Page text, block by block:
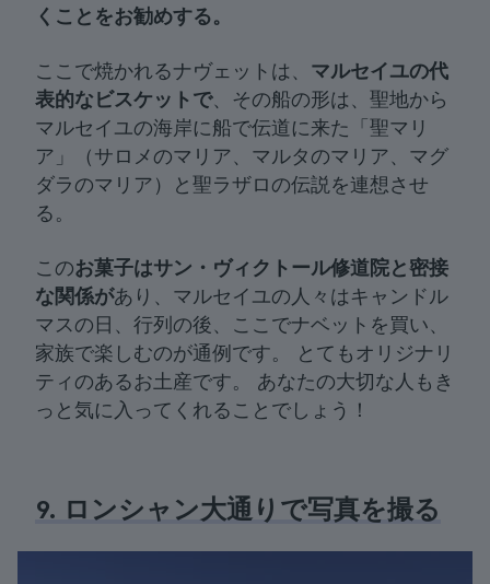
くことをお勧めする。
ここで焼かれるナヴェットは、 マルセイユの代
表的なビスケットで、その船の形は、聖地から
マルセイユの海岸に船で伝道に来た「聖マリ
ア」（サロメのマリア、マルタのマリア、マグ
ダラのマリア）と聖ラザロの伝説を連想させ
る。
このお菓子はサン・ヴィクトール修道院と密接
な関係があり、マルセイユの人々はキャンドル
マスの日、行列の後、ここでナベットを買い、
家族で楽しむのが通例です。 とてもオリジナリ
ティのあるお土産です。 あなたの大切な人もき
っと気に入ってくれることでしょう！
9. ロンシャン大通りで写真を撮る